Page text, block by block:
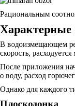
Рациональным
Характерные
В водоизмещающем
скорость,
После приложения
о воду, расход
Однако для каждого
Плоскодонка